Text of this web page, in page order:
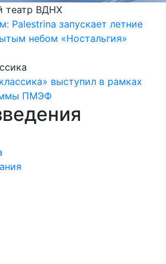
театр ВДНХ
Palestrina запускает летние
небом «Ностальгия»
выступил в рамках
ПМЭФ